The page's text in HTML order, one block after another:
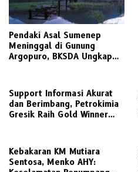
Pendaki Asal Sumenep
Meninggal di Gunung
Argopuro, BKSDA Ungkap
Support Informasi Akurat
dan Berimbang, Petrokimia
Gresik Raih Gold Winner
Kebakaran KM Mutiara
Sentosa, Menko AHY: